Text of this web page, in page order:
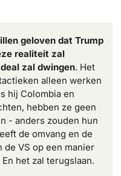
geloven dat Trump
realiteit zal
zal dwingen. Het
alleen werken
hij Colombia en
hebben ze geen
- anders zouden hun
de omvang en de
de VS op een manier
het zal terugslaan.